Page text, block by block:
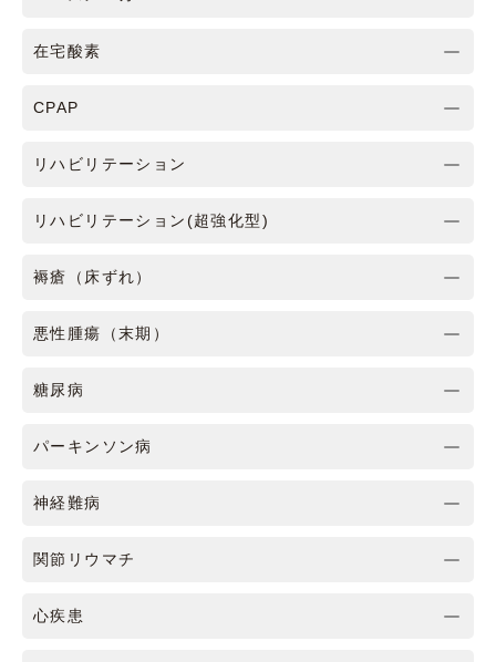
在宅酸素
CPAP
リハビリテーション
リハビリテーション(超強化型)
褥瘡（床ずれ）
悪性腫瘍（末期）
糖尿病
パーキンソン病
神経難病
関節リウマチ
心疾患